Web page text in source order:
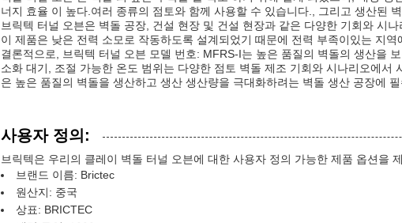
너지 효율 이 높다.여러 종류의 점토와 함께 사용할 수 있습니다., 그리고 생산된
브릭텍 터널 오븐은 벽돌 공장, 건설 현장 및 건설 현장과 같은 다양한 기회와 시
이 제품은 낮은 전력 소모로 작동하도록 설계되었기 때문에 전력 부족이있는 지역
결론적으로, 브릭텍 터널 오븐 모델 번호: MFRS-I는 높은 품질의 벽돌의 생산을
소화 대기, 조절 가능한 온도 범위는 다양한 점토 벽돌 제조 기회와 시나리오에서
은 높은 품질의 벽돌을 생산하고 생산 생산량을 극대화하려는 벽돌 생산 공장에 필
사용자 정의:
브릭텍은 우리의 클레이 벽돌 터널 오븐에 대한 사용자 정의 가능한 제품 옵션을
브랜드 이름: Brictec
원산지: 중국
상표: BRICTEC